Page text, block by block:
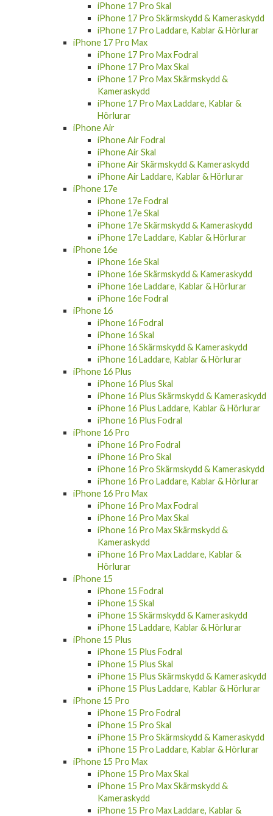
iPhone 17 Pro Skal
iPhone 17 Pro Skärmskydd & Kameraskydd
iPhone 17 Pro Laddare, Kablar & Hörlurar
iPhone 17 Pro Max
iPhone 17 Pro Max Fodral
iPhone 17 Pro Max Skal
iPhone 17 Pro Max Skärmskydd &
Kameraskydd
iPhone 17 Pro Max Laddare, Kablar &
Hörlurar
iPhone Air
iPhone Air Fodral
iPhone Air Skal
iPhone Air Skärmskydd & Kameraskydd
iPhone Air Laddare, Kablar & Hörlurar
iPhone 17e
iPhone 17e Fodral
iPhone 17e Skal
iPhone 17e Skärmskydd & Kameraskydd
iPhone 17e Laddare, Kablar & Hörlurar
iPhone 16e
iPhone 16e Skal
iPhone 16e Skärmskydd & Kameraskydd
iPhone 16e Laddare, Kablar & Hörlurar
iPhone 16e Fodral
iPhone 16
iPhone 16 Fodral
iPhone 16 Skal
iPhone 16 Skärmskydd & Kameraskydd
iPhone 16 Laddare, Kablar & Hörlurar
iPhone 16 Plus
iPhone 16 Plus Skal
iPhone 16 Plus Skärmskydd & Kameraskydd
iPhone 16 Plus Laddare, Kablar & Hörlurar
iPhone 16 Plus Fodral
iPhone 16 Pro
iPhone 16 Pro Fodral
iPhone 16 Pro Skal
iPhone 16 Pro Skärmskydd & Kameraskydd
iPhone 16 Pro Laddare, Kablar & Hörlurar
iPhone 16 Pro Max
iPhone 16 Pro Max Fodral
iPhone 16 Pro Max Skal
iPhone 16 Pro Max Skärmskydd &
Kameraskydd
iPhone 16 Pro Max Laddare, Kablar &
Hörlurar
iPhone 15
iPhone 15 Fodral
iPhone 15 Skal
iPhone 15 Skärmskydd & Kameraskydd
iPhone 15 Laddare, Kablar & Hörlurar
iPhone 15 Plus
iPhone 15 Plus Fodral
iPhone 15 Plus Skal
iPhone 15 Plus Skärmskydd & Kameraskydd
iPhone 15 Plus Laddare, Kablar & Hörlurar
iPhone 15 Pro
iPhone 15 Pro Fodral
iPhone 15 Pro Skal
iPhone 15 Pro Skärmskydd & Kameraskydd
iPhone 15 Pro Laddare, Kablar & Hörlurar
iPhone 15 Pro Max
iPhone 15 Pro Max Skal
iPhone 15 Pro Max Skärmskydd &
Kameraskydd
iPhone 15 Pro Max Laddare, Kablar &